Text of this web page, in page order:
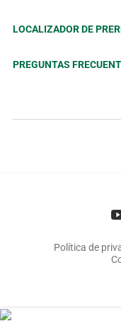
LOCALIZADOR DE
PREGUNTAS
Política de